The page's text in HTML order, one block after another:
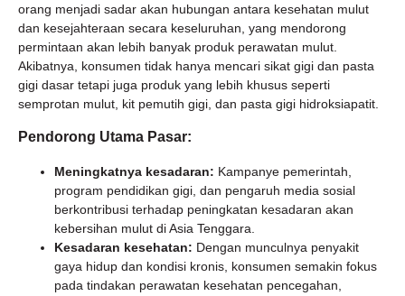
orang menjadi sadar akan hubungan antara kesehatan mulut
dan kesejahteraan secara keseluruhan, yang mendorong
permintaan akan lebih banyak produk perawatan mulut.
Akibatnya, konsumen tidak hanya mencari sikat gigi dan pasta
gigi dasar tetapi juga produk yang lebih khusus seperti
semprotan mulut, kit pemutih gigi, dan pasta gigi hidroksiapatit.
Pendorong Utama Pasar:
Meningkatnya kesadaran: Kampanye pemerintah,
program pendidikan gigi, dan pengaruh media sosial
berkontribusi terhadap peningkatan kesadaran akan
kebersihan mulut di Asia Tenggara.
Kesadaran kesehatan: Dengan munculnya penyakit
gaya hidup dan kondisi kronis, konsumen semakin fokus
pada tindakan perawatan kesehatan pencegahan,